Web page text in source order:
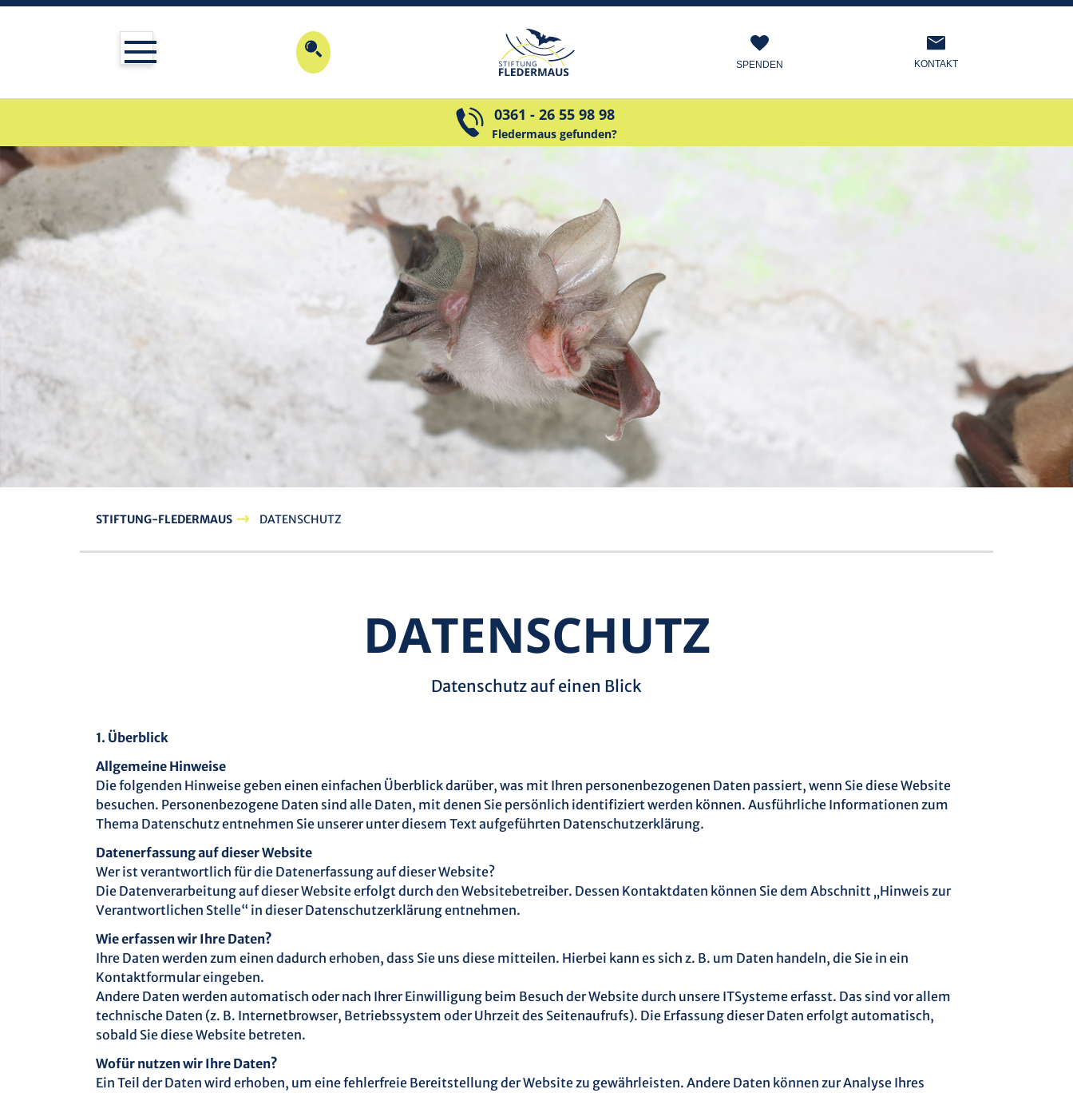
SPENDEN KONTAKT
0361 - 26 55 98 98
Fledermaus gefunden?
STIFTUNG-FLEDERMAUS DATENSCHUTZ
DATENSCHUTZ
Datenschutz auf einen Blick
1. Überblick
Allgemeine Hinweise
Die folgenden Hinweise geben einen einfachen Überblick darüber, was mit Ihren personenbezogenen Daten passiert, wenn Sie diese Website
besuchen. Personenbezogene Daten sind alle Daten, mit denen Sie persönlich identifiziert werden können. Ausführliche Informationen zum
Thema Datenschutz entnehmen Sie unserer unter diesem Text aufgeführten Datenschutzerklärung.
Datenerfassung auf dieser Website
Wer ist verantwortlich für die Datenerfassung auf dieser Website?
Die Datenverarbeitung auf dieser Website erfolgt durch den Websitebetreiber. Dessen Kontaktdaten können Sie dem Abschnitt „Hinweis zur
Verantwortlichen Stelle“ in dieser Datenschutzerklärung entnehmen.
Wie erfassen wir Ihre Daten?
Ihre Daten werden zum einen dadurch erhoben, dass Sie uns diese mitteilen. Hierbei kann es sich z. B. um Daten handeln, die Sie in ein
Kontaktformular eingeben.
Andere Daten werden automatisch oder nach Ihrer Einwilligung beim Besuch der Website durch unsere ITSysteme erfasst. Das sind vor allem
technische Daten (z. B. Internetbrowser, Betriebssystem oder Uhrzeit des Seitenaufrufs). Die Erfassung dieser Daten erfolgt automatisch,
sobald Sie diese Website betreten.
Wofür nutzen wir Ihre Daten?
Ein Teil der Daten wird erhoben, um eine fehlerfreie Bereitstellung der Website zu gewährleisten. Andere Daten können zur Analyse Ihres